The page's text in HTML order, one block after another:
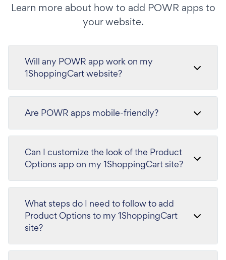
Learn more about how to add POWR apps to
your website.
Will any POWR app work on my
1ShoppingCart website?
Are POWR apps mobile-friendly?
Can I customize the look of the Product
Options app on my 1ShoppingCart site?
What steps do I need to follow to add
Product Options to my 1ShoppingCart
site?